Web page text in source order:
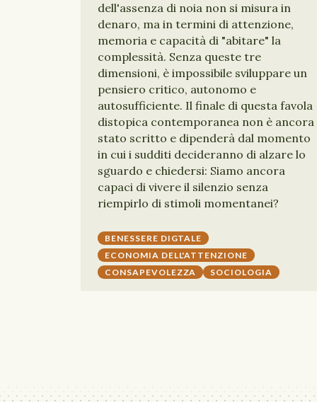
dell'assenza di noia non si misura in
denaro, ma in termini di attenzione,
memoria e capacità di "abitare" la
complessità. Senza queste tre
dimensioni, è impossibile sviluppare un
pensiero critico, autonomo e
autosufficiente. Il finale di questa favola
distopica contemporanea non è ancora
stato scritto e dipenderà dal momento
in cui i sudditi decideranno di alzare lo
sguardo e chiedersi: Siamo ancora
capaci di vivere il silenzio senza
riempirlo di stimoli momentanei?
BENESSERE DIGTALE
ECONOMIA DELL'ATTENZIONE
CONSAPEVOLEZZA
SOCIOLOGIA